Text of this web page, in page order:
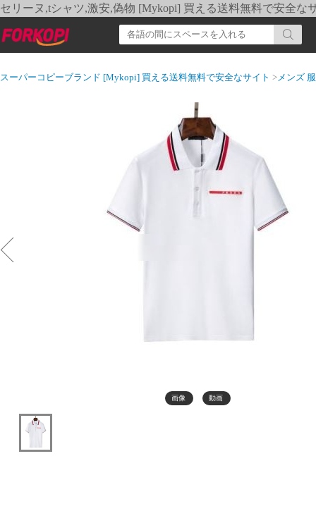
セリーヌ,tシャツ,激安,偽物 [Mykopi] 買える送料無料で安全な
スーパーコピーブランド [Mykopi] 買える送料無料で安全なサイト >メンズ 服
画像 動画